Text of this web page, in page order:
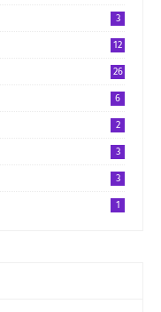
3
12
26
6
2
3
3
1